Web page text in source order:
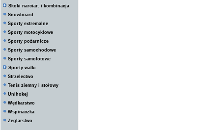
Skoki narciar. i kombinacja
Snowboard
Sporty extremalne
Sporty motocyklowe
Sporty pożarnicze
Sporty samochodowe
Sporty samolotowe
Sporty walki
Strzelectwo
Tenis ziemny i stołowy
Unihokej
Wędkarstwo
Wspinaczka
Żeglarstwo